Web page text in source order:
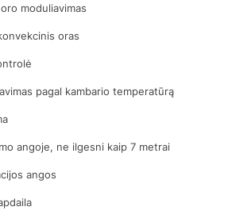
moduliavimas
oras
pagal kambario temperatūrą
angoje, ne ilgesni kaip 7 metrai
angos